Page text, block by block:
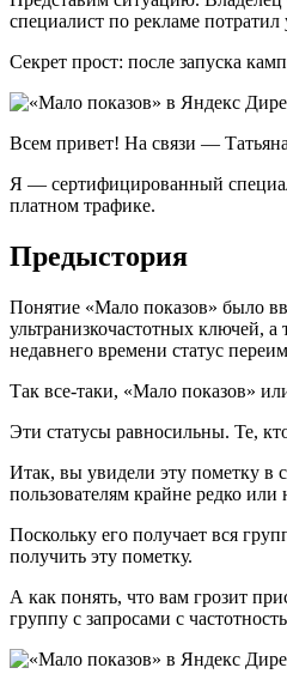
специалист по рекламе
Секрет прост: после запуска
Всем привет! На связи — Татьяна
Я — сертифицированный
платном трафике.
Предыстория
Понятие «Мало показов» было
ультранизкочастотных ключей,
недавнего времени статус
Так все-таки, «Мало показов»
Эти статусы равносильны. Те,
Итак, вы увидели эту пометку в
пользователям крайне редко
Поскольку его получает вся
получить эту пометку.
А как понять, что вам грозит
группу с запросами с